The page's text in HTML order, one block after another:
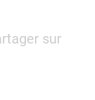
sur